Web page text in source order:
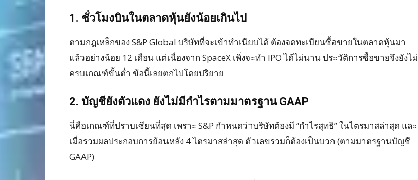
1. ชั่วโมงบินในตลาดหุ้นยังน้อยเกินไป
ตามกฎเหล็กของ S&P Global บริษัทที่จะเข้าทำเนียบได้ ต้องจดทะเบียนซื้อขายในตลาดหุ้นมา
แล้วอย่างน้อย 12 เดือน แต่เนื่องจาก SpaceX เพิ่งจะทำ IPO ได้ไม่นาน ประวัติการซื้อขายจึงยังไม่
ครบเกณฑ์ขั้นต่ำ ข้อนี้เลยตกไปโดยปริยาย
2. บัญชียังตัวแดง ยังไม่มีกำไรตามมาตรฐาน GAAP
นี่คือเกณฑ์ที่ปราบเซียนที่สุด เพราะ S&P กำหนดว่าบริษัทต้องมี “กำไรสุทธิ” ในไตรมาสล่าสุด และ
เมื่อรวมผลประกอบการย้อนหลัง 4 ไตรมาสล่าสุด ตัวเลขรวมก็ต้องเป็นบวก (ตามมาตรฐานบัญชี
GAAP)